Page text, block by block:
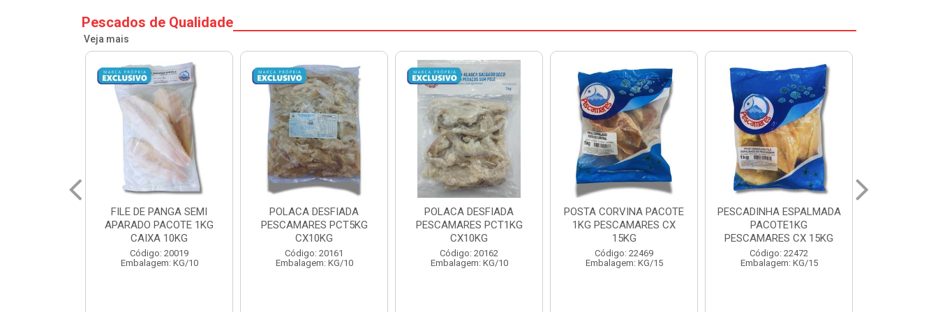
Pescados de Qualidade
Veja mais
POLACA DESFIADA
PESCAMARES PCT5KG
CX10KG
Código: 20161
Embalagem: KG/10
POLACA DESFIADA
PESCAMARES PCT1KG
CX10KG
Código: 20162
Embalagem: KG/10
POSTA CORVINA PACOTE
1KG PESCAMARES CX
15KG
Código: 22469
Embalagem: KG/15
PESCADINHA ESPALMADA
PACOTE1KG
PESCAMARES CX 15KG
Código: 22472
Embalagem: KG/15
FILE DE PANGA PREMIUM
PACOTE 1KG CAIXA 10KG
Código: 20021
Embalagem: KG/10